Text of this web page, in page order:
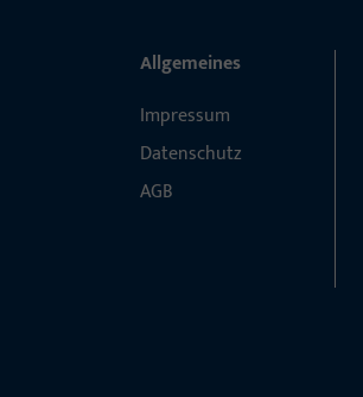
Allgemeines
Impressum
Datenschutz
AGB